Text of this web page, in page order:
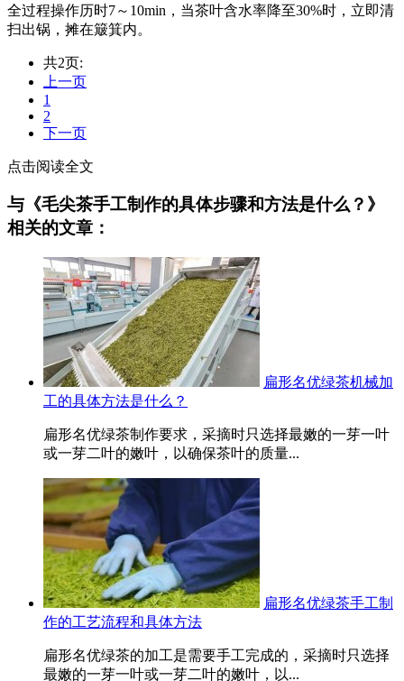
全过程操作历时7～10min，当茶叶含水率降至30%时，立即清
扫出锅，摊在簸箕内。
共2页:
上一页
1
2
下一页
点击阅读全文
与《毛尖茶手工制作的具体步骤和方法是什么？》
相关的文章：
扁形名优绿茶机械加
工的具体方法是什么？
扁形名优绿茶制作要求，采摘时只选择最嫩的一芽一叶
或一芽二叶的嫩叶，以确保茶叶的质量...
扁形名优绿茶手工制
作的工艺流程和具体方法
扁形名优绿茶的加工是需要手工完成的，采摘时只选择
最嫩的一芽一叶或一芽二叶的嫩叶，以...